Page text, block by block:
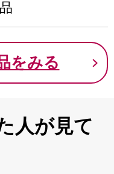
をみる
人が見て